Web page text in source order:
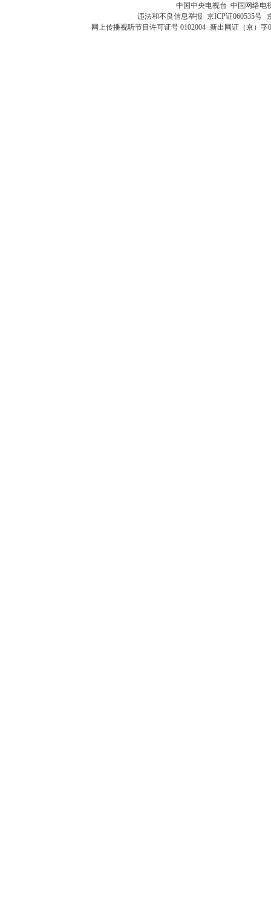
中国中央电视台 中国网络电
违法和不良信息举报 京ICP证060535号
网上传播视听节目许可证号 0102004 新出网证（京）